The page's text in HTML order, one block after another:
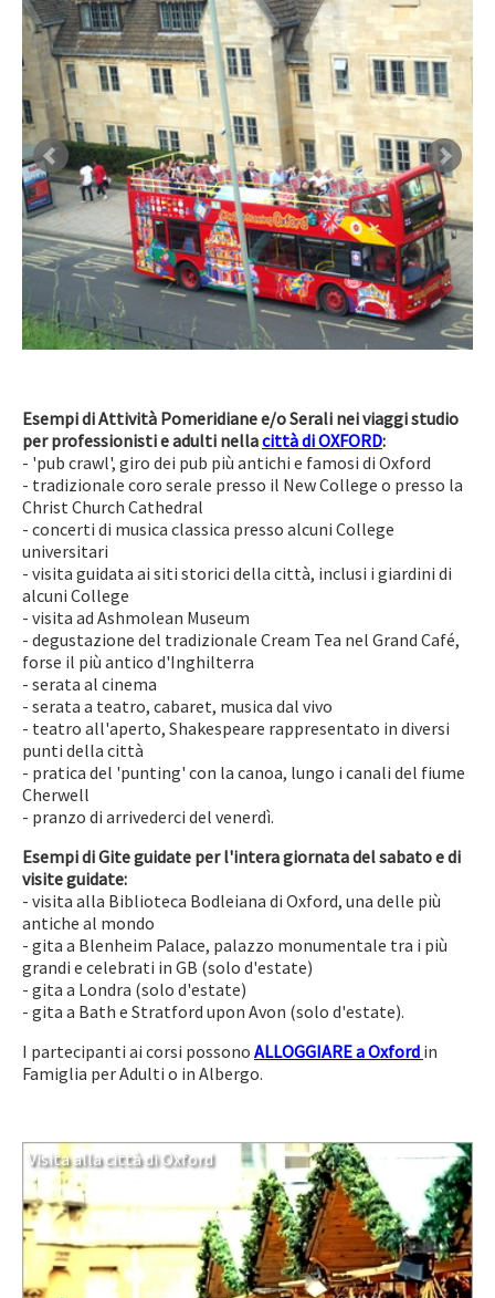
Esempi di Attività Pomeridiane e/o Serali nei viaggi studio
per professionisti e adulti nellacittà di OXFORD:
- 'pub crawl', giro dei pub più antichi e famosi di Oxford
- tradizionale coro serale presso il New College o presso la
Christ Church Cathedral
- concerti di musica classica presso alcuni College
universitari
- visita guidata ai siti storici della città, inclusi i giardini di
alcuni College
- visita ad Ashmolean Museum
- degustazione del tradizionale Cream Tea nel Grand Café,
forse il più antico d'Inghilterra
- serata al cinema
- serata a teatro, cabaret, musica dal vivo
- teatro all'aperto, Shakespeare rappresentato in diversi
punti della città
- pratica del 'punting' con la canoa, lungo i canali del fiume
Cherwell
- pranzo di arrivederci del venerdì.
Esempi di Gite guidate per l'intera giornata del sabato e di
visite guidate:
- visita alla Biblioteca Bodleiana di Oxford, una delle più
antiche al mondo
- gita a Blenheim Palace, palazzo monumentale tra i più
grandi e celebrati in GB (solo d'estate)
- gita a Londra (solo d'estate)
- gita a Bath e Stratford upon Avon (solo d'estate).
I partecipanti ai corsi possono ALLOGGIARE a Oxford in
Famiglia per Adulti o in Albergo.
Visita alla città di Oxford